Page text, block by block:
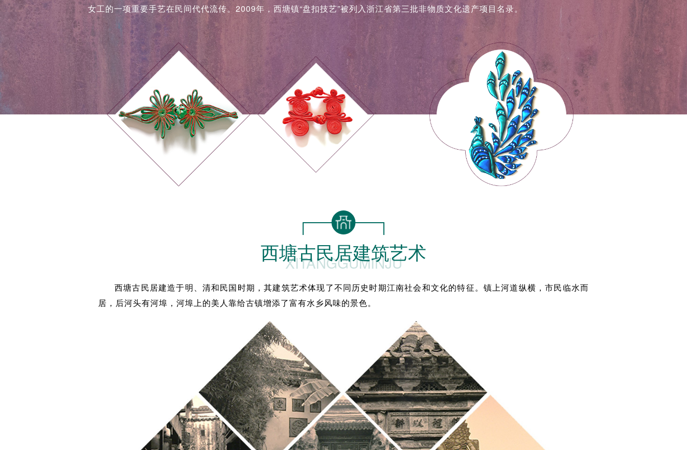
女工的一项重要手艺在民间代代流传。2009年，西塘镇“盘扣技艺”被列入浙江省第三批非物质文化遗产项目名录。
西塘古民居建筑艺术
XITANGGUMINJU
西塘古民居建造于明、清和民国时期，其建筑艺术体现了不同历史时期江南社会和文化的特征。镇上河道纵横，市民临水而
居，后河头有河埠，河埠上的美人靠给古镇增添了富有水乡风味的景色。